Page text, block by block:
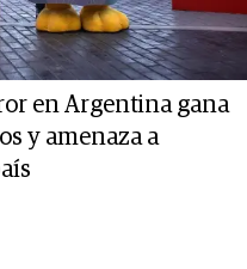
en Argentina gana
y amenaza a